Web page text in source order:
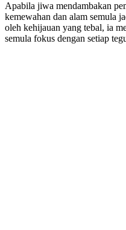
Apabila jiwa mendambakan
kemewahan dan alam semula
oleh kehijauan yang tebal, ia
semula fokus dengan setiap